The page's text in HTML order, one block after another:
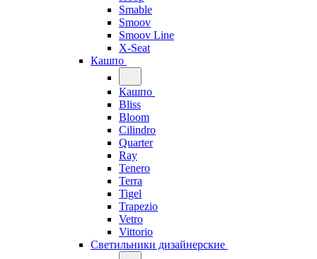
Smable
Smoov
Smoov Line
X-Seat
Кашпо
Кашпо
Bliss
Bloom
Cilindro
Quarter
Ray
Tenero
Terra
Tigel
Trapezio
Vetro
Vittorio
Светильники дизайнерские